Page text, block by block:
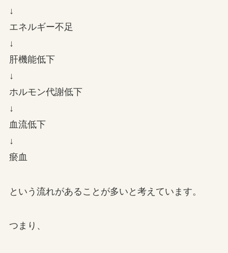
↓
エネルギー不足
↓
肝機能低下
↓
ホルモン代謝低下
↓
血流低下
↓
瘀血
という流れがあることが多いと考えています。
つまり、